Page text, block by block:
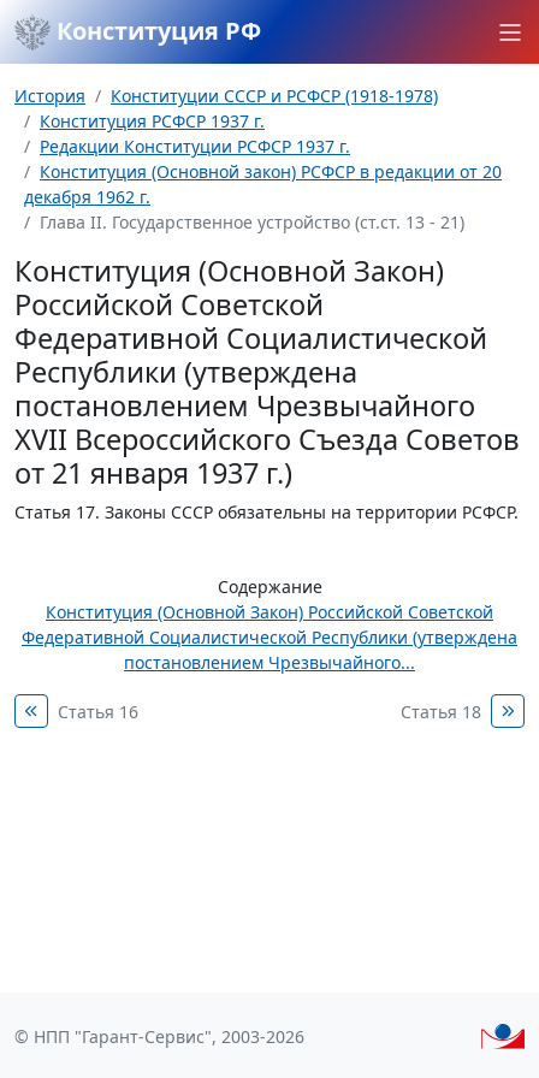
Конституция РФ
История
Конституции СССР и РСФСР (1918-1978)
Конституция РСФСР 1937 г.
Редакции Конституции РСФСР 1937 г.
Конституция (Основной закон) РСФСР в редакции от 20
декабря 1962 г.
Глава II. Государственное устройство (ст.ст. 13 - 21)
Конституция (Основной Закон)
Российской Советской
Федеративной Социалистической
Республики (утверждена
постановлением Чрезвычайного
XVII Всероссийского Съезда Советов
от 21 января 1937 г.)
Статья 17. Законы СССР обязательны на территории РСФСР.
Содержание
Конституция (Основной Закон) Российской Советской
Федеративной Социалистической Республики (утверждена
постановлением Чрезвычайного...
Статья 16 Статья 18
© НПП "Гарант-Сервис", 2003-2026